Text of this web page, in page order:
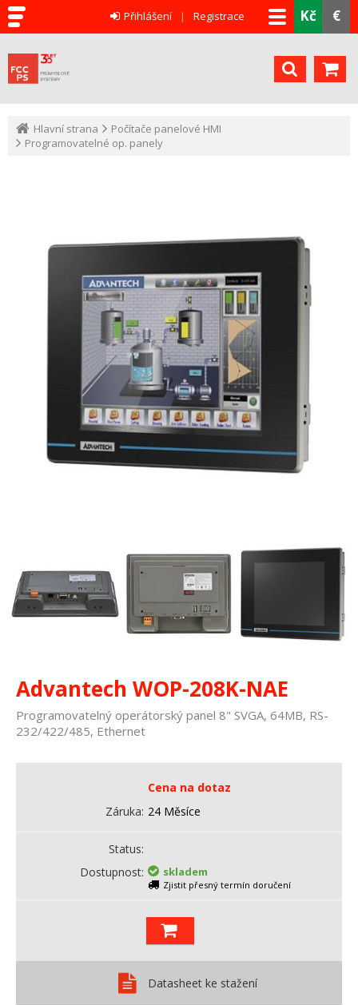
Kč €
Přihlášení Registrace
Hlavní strana
Počítače panelové HMI
Programovatelné op. panely
Advantech WOP-208K-NAE
Programovatelný operátorský panel 8" SVGA, 64MB, RS-
232/422/485, Ethernet
Cena na dotaz
Záruka 24 Měsíce
Status
Dostupnost
skladem
Zjistit přesný termín doručení
Datasheet ke stažení